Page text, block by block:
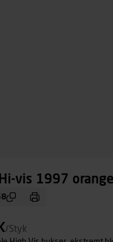
vis 1997
/Styk